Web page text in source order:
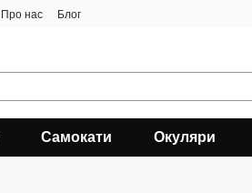
Про нас Блог
Самокати Окуляри